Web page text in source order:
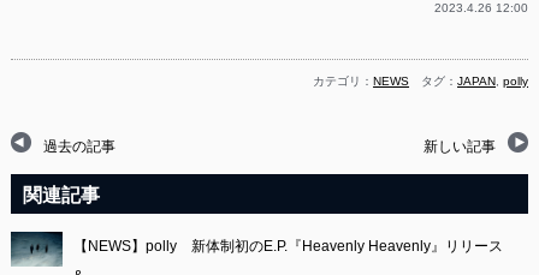
2023.4.26 12:00
カテゴリ：NEWS タグ：JAPAN,polly
過去の記事 新しい記事
関連記事
【NEWS】polly 新体制初のE.P.『Heavenly Heavenly』リリース